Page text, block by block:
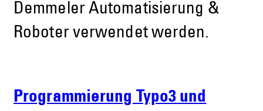
Demmeler Automatisierung &
Roboter verwendet werden.
Programmierung Typo3 und